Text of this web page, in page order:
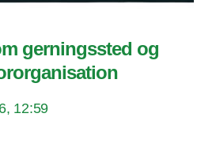
gerningssted og
12:59